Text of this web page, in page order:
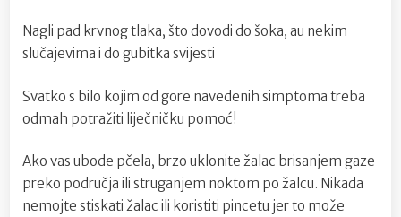
Nagli pad krvnog tlaka, što dovodi do šoka, au nekim
slučajevima i do gubitka svijesti
Svatko s bilo kojim od gore navedenih simptoma treba
odmah potražiti liječničku pomoć!
Ako vas ubode pčela, brzo uklonite žalac brisanjem gaze
preko područja ili struganjem noktom po žalcu. Nikada
nemojte stiskati žalac ili koristiti pincetu jer to može